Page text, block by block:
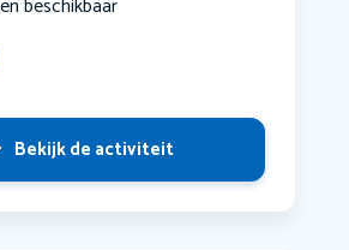
beschikbaar
Bekijk de activiteit